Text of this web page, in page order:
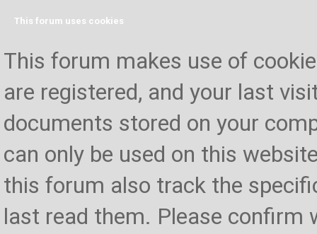
This forum uses cookies
This forum makes use of
are registered, and your last
documents stored on your
can only be used on this
this forum also track the
last read them. Please confirm